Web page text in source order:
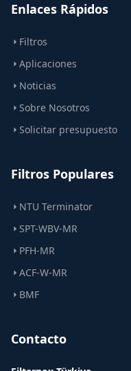
Enlaces Rápidos
Filtros
Aplicaciones
Noticias
Sobre Nosotros
Solicitar presupuesto
Filtros Populares
NTU Terminator
SPT-WBV-MR
PFH-MR
ACF-W-MR
BMF
Contacto